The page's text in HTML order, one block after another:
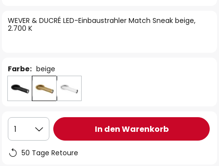
springen
WEVER & DUCRÉ LED-Einbaustrahler Match Sneak beige,
2.700 K
Farbe: beige
1 In den Warenkorb
50 Tage Retoure